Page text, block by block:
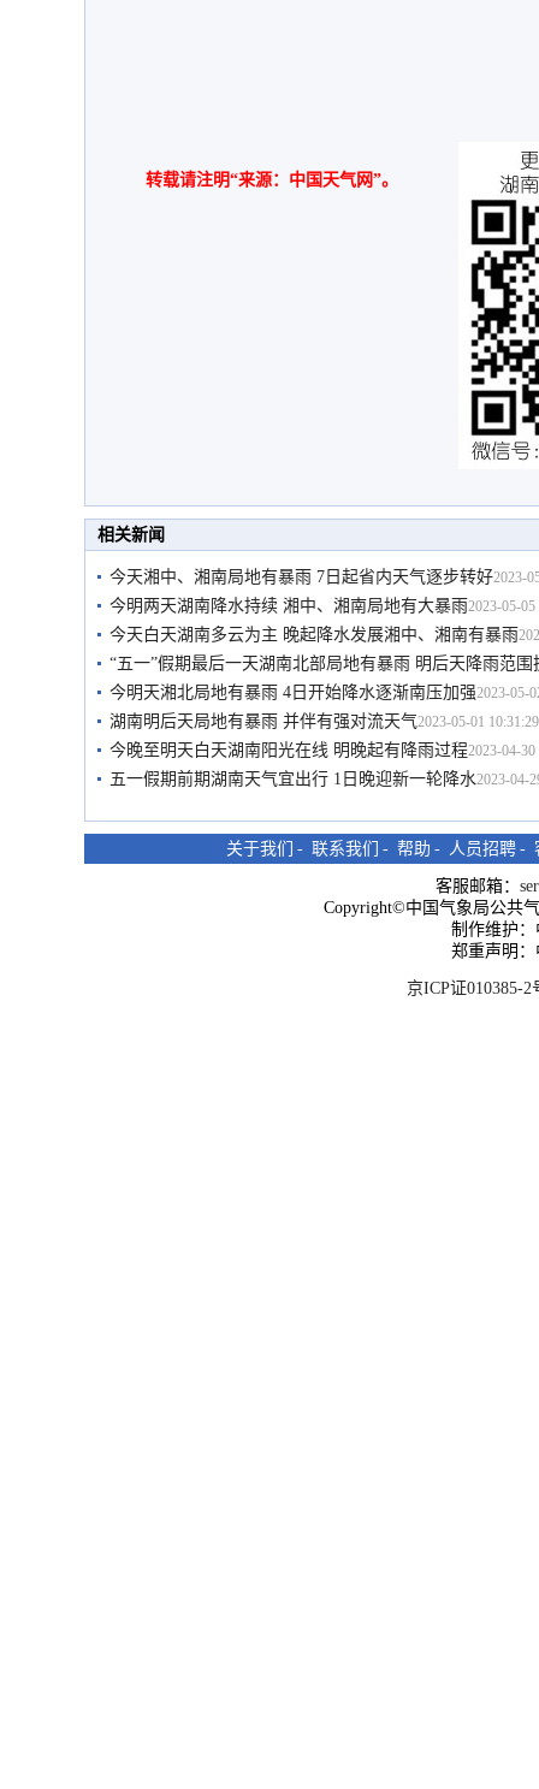
转载请注明“来源：中国天气网”。
相关新闻
今天湘中、湘南局地有暴雨 7日起省内天气逐步转好2023-
今明两天湖南降水持续 湘中、湘南局地有大暴雨2023-05-05
今天白天湖南多云为主 晚起降水发展湘中、湘南有暴雨
“五一”假期最后一天湖南北部局地有暴雨 明后天降雨范围
今明天湘北局地有暴雨 4日开始降水逐渐南压加强2023-05-
湖南明后天局地有暴雨 并伴有强对流天气2023-05-01 10:31:29
今晚至明天白天湖南阳光在线 明晚起有降雨过程2023-04-30
五一假期前期湖南天气宜出行 1日晚迎新一轮降水2023-04-
关于我们 - 联系我们 - 帮助 - 人员招聘 -
客服邮箱：
Copyright©中国气象局公共
制作维护
郑重声明
京ICP证010385-2